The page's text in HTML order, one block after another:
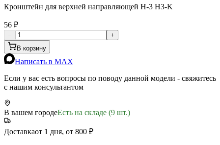
Кронштейн для верхней направляющей H-3 H3-K
56 ₽
−
+
В корзину
Написать в MAX
Если у вас есть вопросы по поводу данной модели - свяжитесь
с нашим консультантом
В вашем городеЕсть на складе (9 шт.)
Доставкаот 1 дня, от 800 ₽